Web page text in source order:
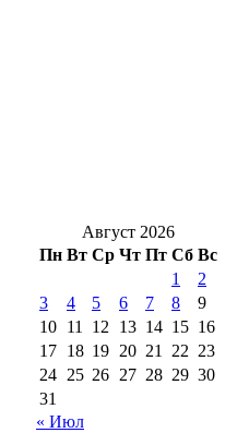
Август 2026
Пн Вт Ср Чт Пт Сб Вс
1
2
3
4 5 6 7 8
9
10 11 12 13 14 15 16
17 18 19 20 21 22 23
24 25 26 27 28 29 30
31
« Июл